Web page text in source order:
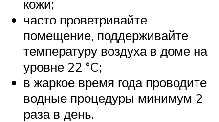
кожи;
часто проветривайте
помещение, поддерживайте
температуру воздуха в доме на
уровне 22 °C;
в жаркое время года проводите
водные процедуры минимум 2
раза в день.